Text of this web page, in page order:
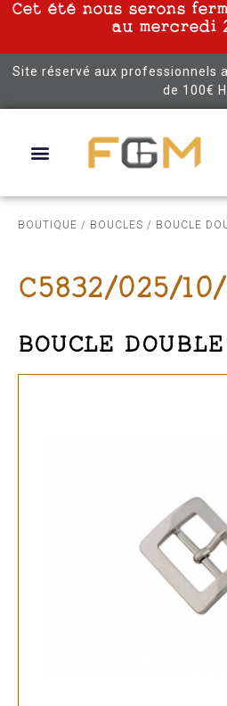
Cet été nous serons
au mercredi
Site réservé aux professionnels
de 100€
BOUTIQUE / BOUCLES / BOUCLE
C5832/025/
BOUCLE